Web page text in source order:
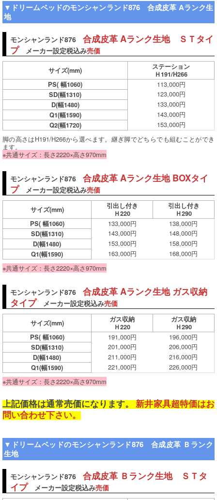
▼ドリームベッドのモンシャンランド876 合成皮革 Aランク生
地
モンシャンランド876 合成皮革 Aランク生地 ＳＴタイ
プメーカー設定税込み売価
サイズ(mm)
ステーション
Ｈ191/H266
PS( 幅1060)
113,000円
SD(幅1310) 123,000円
D(幅1480) 133,000円
Q1(幅1590) 143,000円
Q2(幅1720)
153,000円
脚の高さはH191/H266から選べます。継ぎ脚でどちらでも組むことができ
ます。
※共通サイズ：長さ2220×高さ970mm
モンシャンランド876 合成皮革 Aランク生地 BOXタイ
プメーカー設定税込み売価
サイズ(mm)
引出し付き
Ｈ220
引出し付き
Ｈ290
PS( 幅1060)
133,000円 138,000円
SD(幅1310) 143,000円 148,000円
D(幅1480) 153,000円 158,000円
Q1(幅1590) 163,000円
168,000円
※共通サイズ：長さ2220×高さ970mm
モンシャンランド876 合成皮革 Aランク生地 ガス収納
タイプメーカー設定税込み売価
サイズ(mm)
ガス収納
Ｈ220
ガス収納
Ｈ290
PS( 幅1060)
191,000円 196,000円
SD(幅1310) 201,000円 206,000円
D(幅1480) 211,000円 216,000円
Q1(幅1590) 221,000円
226,000円
※共通サイズ：長さ2220×高さ970mm
上記価格は通常売価になります。新井家具超特価はお
問い合わせ下さい。
▼ドリームベッドのモンシャンランド876 合成皮革 Ｂランク
生地
モンシャンランド876 合成皮革 Ｂランク生地 ＳＴタ
イプメーカー設定税込み売価